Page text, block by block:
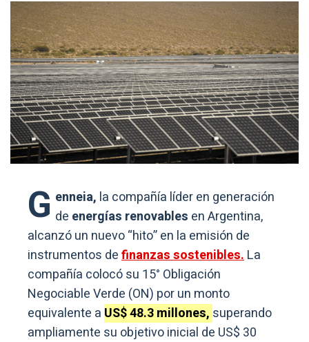
G enneia, la compañía líder en generación
de energías renovables en Argentina,
alcanzó un nuevo “hito” en la emisión de
instrumentos definanzas sostenibles.La
compañía colocó su 15° Obligación
Negociable Verde (ON) por un monto
equivalente a US$ 48.3 millones, superando
ampliamente su objetivo inicial de US$ 30